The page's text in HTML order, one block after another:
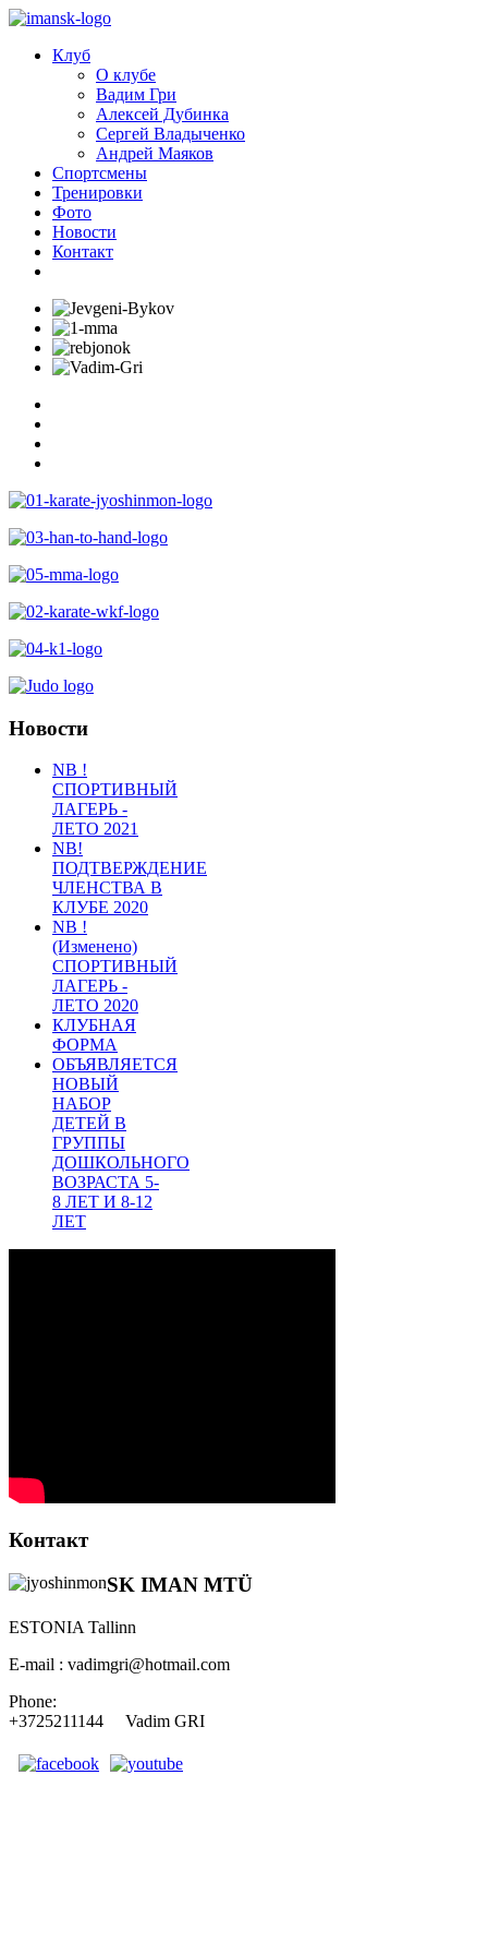
Клуб
О клубе
Вадим Гри
Алексей Дубинка
Сергей Владыченко
Андрей Маяков
Спортсмены
Тренировки
Фото
Новости
Контакт
Новости
NB !
СПОРТИВНЫЙ
ЛАГЕРЬ -
ЛЕТО 2021
NB!
ПОДТВЕРЖДЕНИЕ
ЧЛЕНСТВА В
КЛУБЕ 2020
NB !
(Изменено)
СПОРТИВНЫЙ
ЛАГЕРЬ -
ЛЕТО 2020
КЛУБНАЯ
ФОРМА
ОБЪЯВЛЯЕТСЯ
НОВЫЙ
НАБОР
ДЕТЕЙ В
ГРУППЫ
ДОШКОЛЬНОГО
ВОЗРАСТА 5-
8 ЛЕТ И 8-12
ЛЕТ
Контакт
SK IMAN MTÜ
ESTONIA Tallinn
E-mail : vadimgri@hotmail.com
Phone:
+3725211144 Vadim GRI